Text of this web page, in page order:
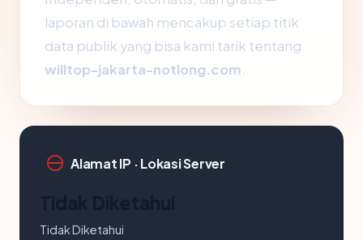
laporan di bawah mencakup setiap titik
data publik yang bisa kami tarik tentang
willtop-jakarta-notlong.com.
Alamat IP · Lokasi Server
Tidak Diketahui